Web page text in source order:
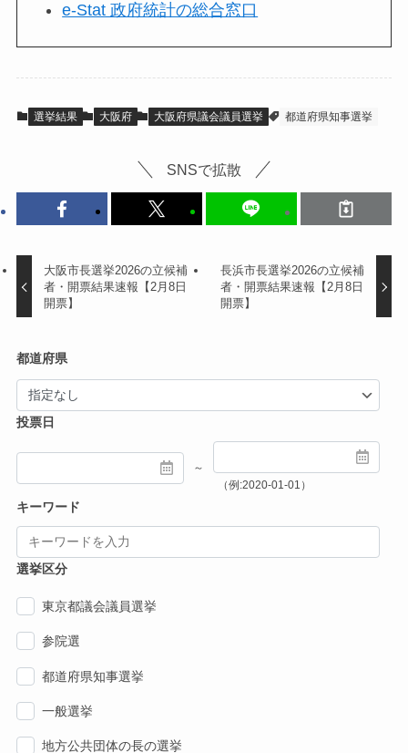
e-Stat 政府統計の総合窓口
選挙結果 大阪府 大阪府県議会議員選挙 都道府県知事選挙
SNSで拡散
大阪市長選挙2026の立候補
者・開票結果速報【2月8日
開票】
長浜市長選挙2026の立候補
者・開票結果速報【2月8日
開票】
都道府県
投票日
～
（例:2020-01-01）
キーワード
選挙区分
東京都議会議員選挙
参院選
都道府県知事選挙
一般選挙
地方公共団体の長の選挙